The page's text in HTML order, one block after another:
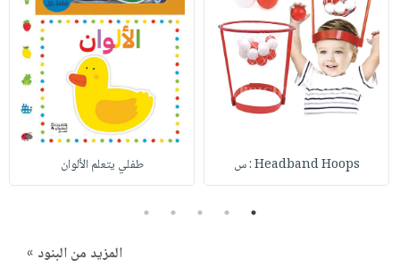
Headband Hoops : س طفلي يتعلم الألوان
1
2
3
4
5
المزيد من البنود »